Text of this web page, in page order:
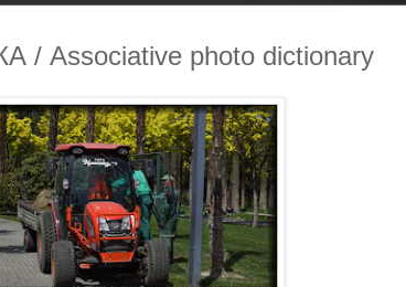
/ Associative photo dictionary